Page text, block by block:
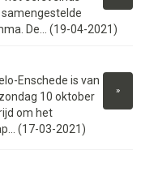
samengestelde
De... (19-04-2021)
»
Enschede is van
10 oktober
om het
(17-03-2021)